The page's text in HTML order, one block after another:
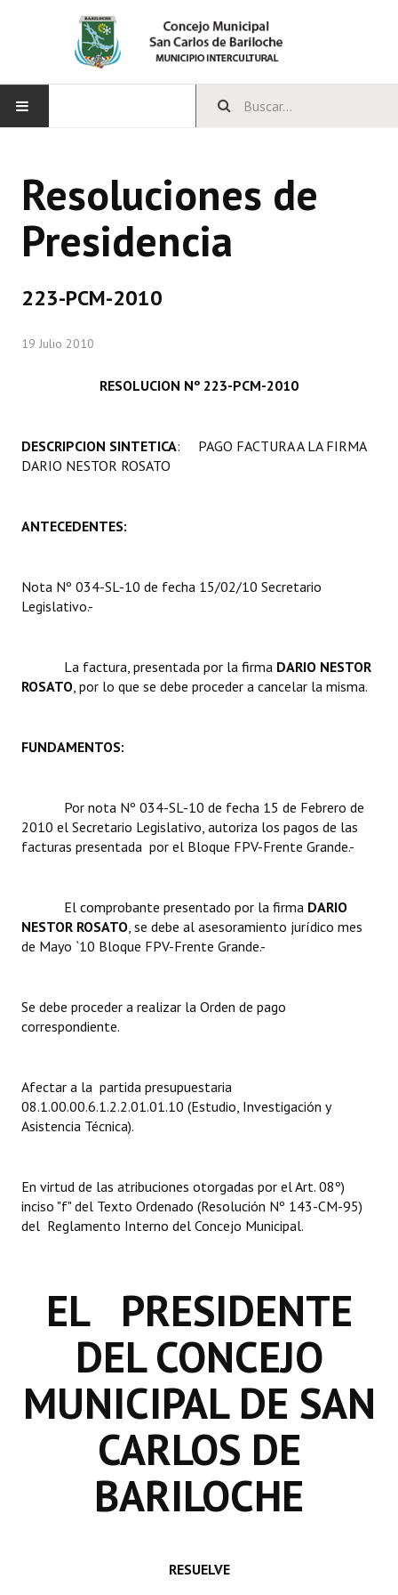
CONCEJO
Bloques Políticos
Comisiones Permanentes
Comisiones Especiales
Concejales Mandato Cumplido
LEGISLACIÓN
Constitución Provincial
Reglamento Interno
Organigrama
Dictámenes Asesoría Letrada
Informes de Unidad Coordinadora
Ejecución Presupuestaria
NORMATIVA
Declaraciones
Resoluciones
INSTITUCIONAL
Registros y Distinciones
Datos Históricos
Premio al Mérito - Registro
Audiencias Públicas - Registro
Mujeres que Dejaron Huellas - Registro
Periodistas Decanos - Registro
Banca del Vecino - Registro
Resoluciones de
Presidencia
223-PCM-2010
19 Julio 2010
RESOLUCION Nº 223-PCM-2010
DESCRIPCION SINTETICA: PAGO FACTURA A LA FIRMA
DARIO NESTOR ROSATO
ANTECEDENTES:
Nota Nº 034-SL-10 de fecha 15/02/10 Secretario
Legislativo.-
La factura, presentada por la firma  DARIO NESTOR
ROSATO, por lo que se debe proceder a cancelar la misma.
FUNDAMENTOS:
Por nota Nº 034-SL-10 de fecha 15 de Febrero de
2010 el Secretario Legislativo, autoriza los pagos de las
facturas presentada por el Bloque FPV-Frente Grande.-
El comprobante presentado por la firma  DARIO
NESTOR ROSATO, se debe al asesoramiento jurídico mes
de Mayo `10 Bloque FPV-Frente Grande.-
Se debe proceder a realizar la Orden de pago
correspondiente.
Afectar a la partida presupuestaria
08.1.00.00.6.1.2.2.01.01.10 (Estudio, Investigación y
Asistencia Técnica).
En virtud de las atribuciones otorgadas por el Art. 08º)
inciso "f" del Texto Ordenado (Resolución Nº 143-CM-95)
del Reglamento Interno del Concejo Municipal.
EL PRESIDENTE
DEL CONCEJO
MUNICIPAL DE SAN
CARLOS DE
BARILOCHE
RESUELVE